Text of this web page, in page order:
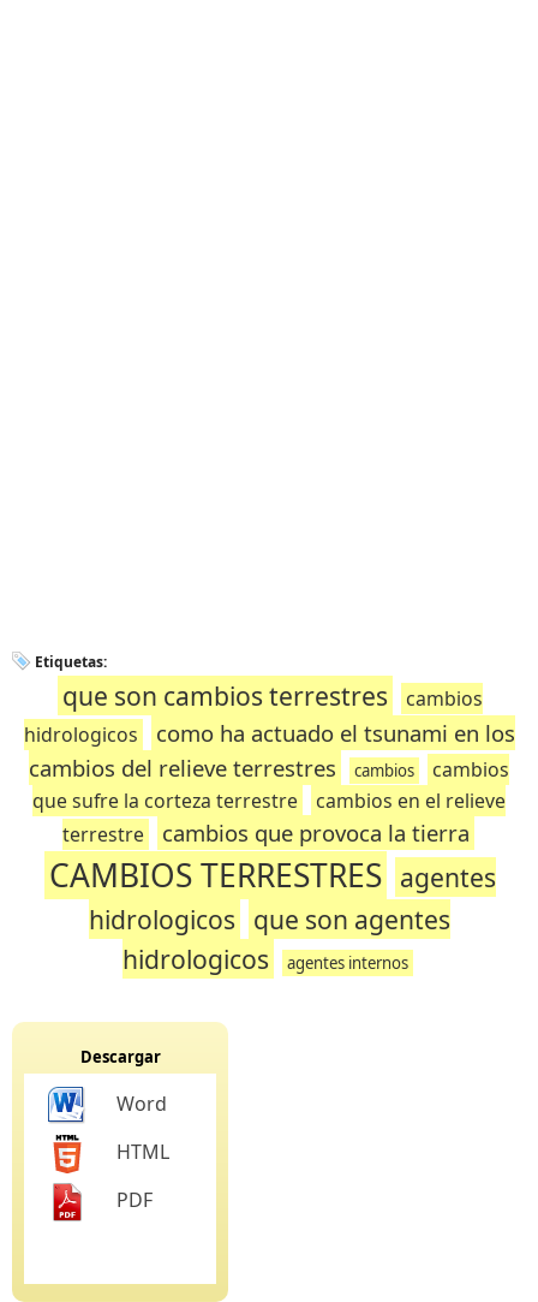
Etiquetas:
que son cambios terrestres
cambios
hidrologicos
como ha actuado el tsunami en los
cambios del relieve terrestres
cambios
cambios
que sufre la corteza terrestre
cambios en el relieve
terrestre
cambios que provoca la tierra
CAMBIOS TERRESTRES agentes
hidrologicos que son agentes
hidrologicos
agentes internos
Descargar
Word
HTML
PDF